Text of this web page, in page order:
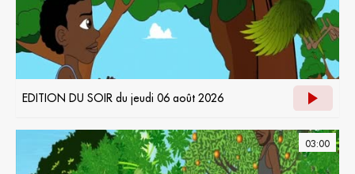
EDITION DU SOIR du jeudi 06 août 2026
03:00